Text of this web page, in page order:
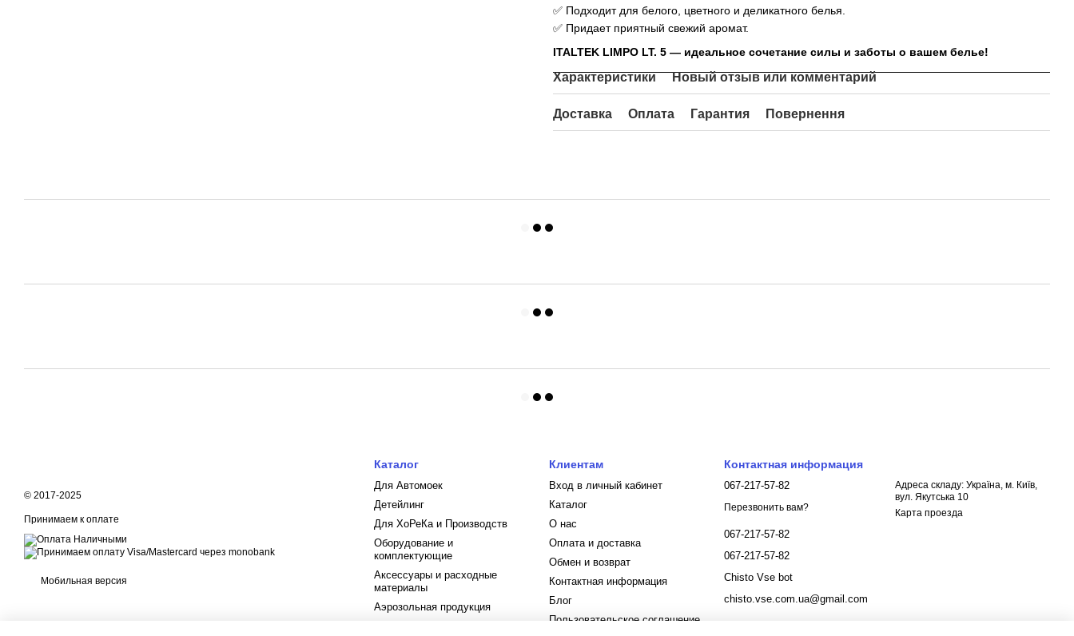
✅ Подходит для белого, цветного и деликатного белья.
✅ Придает приятный свежий аромат.
ITALTEK LIMPO LT. 5 — идеальное сочетание силы и заботы о вашем белье!
Характеристики Новый отзыв или комментарий
Доставка Оплата Гарантия Повернення
© 2017-2025
Принимаем к оплате
Мобильная версия
Каталог
Для Автомоек
Детейлинг
Для ХоРеКа и Производств
Оборудование и
комплектующие
Аксессуары и расходные
материалы
Аэрозольная продукция
Клиентам
Вход в личный кабинет
Каталог
О нас
Оплата и доставка
Обмен и возврат
Контактная информация
Блог
Пользовательское соглашение
Контактная информация
067-217-57-82
Перезвонить вам?
067-217-57-82
067-217-57-82
Chisto Vse bot
chisto.vse.com.ua@gmail.com
Адреса складу: Україна, м. Київ,
вул. Якутська 10
Карта проезда